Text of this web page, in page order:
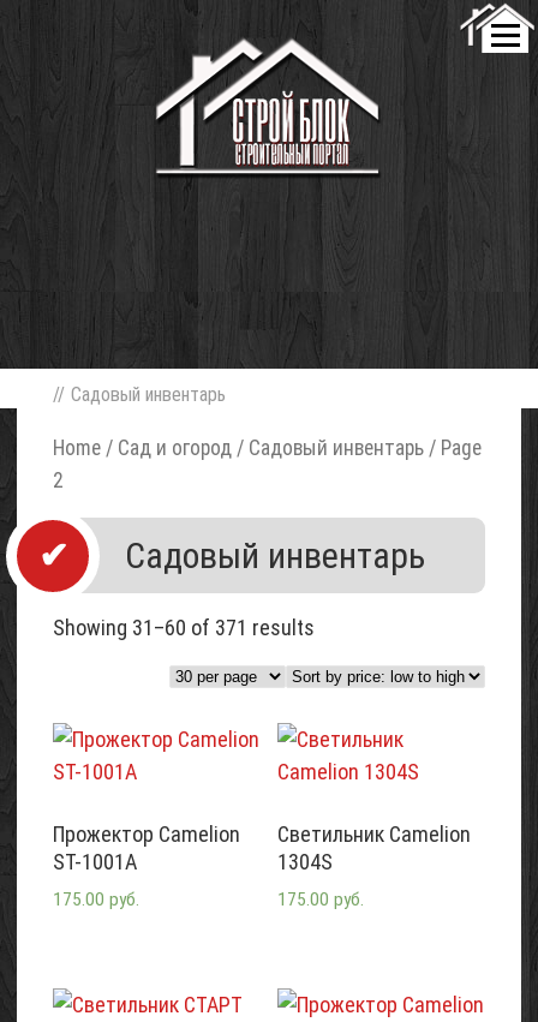
// Садовый инвентарь
Home / Сад и огород / Садовый инвентарь / Page
2
Садовый инвентарь
Showing 31–60 of 371 results
Прожектор Camelion
ST-1001A
175.00 руб.
Светильник Camelion
1304S
175.00 руб.